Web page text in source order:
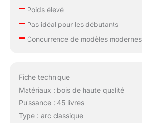
–Poids élevé
–Pas idéal pour les débutants
–Concurrence de modèles modernes
Fiche technique
Matériaux : bois de haute qualité
Puissance : 45 livres
Type : arc classique